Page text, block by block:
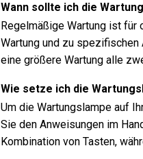
Wann sollte ich die
Regelmäßige Wartung ist
Wartung und zu
eine größere Wartung alle
Wie setze ich die
Um die Wartungslampe auf
Sie den Anweisungen im
Kombination von Tasten,